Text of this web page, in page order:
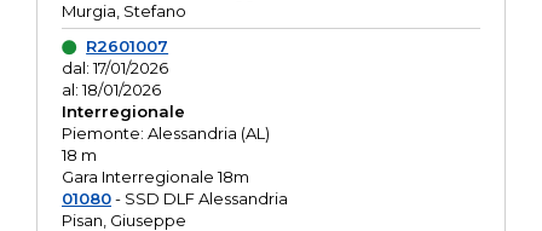
Murgia, Stefano
R2601007
dal: 17/01/2026
al: 18/01/2026
Interregionale
Piemonte: Alessandria (AL)
18 m
Gara Interregionale 18m
01080- SSD DLF Alessandria
Pisan, Giuseppe